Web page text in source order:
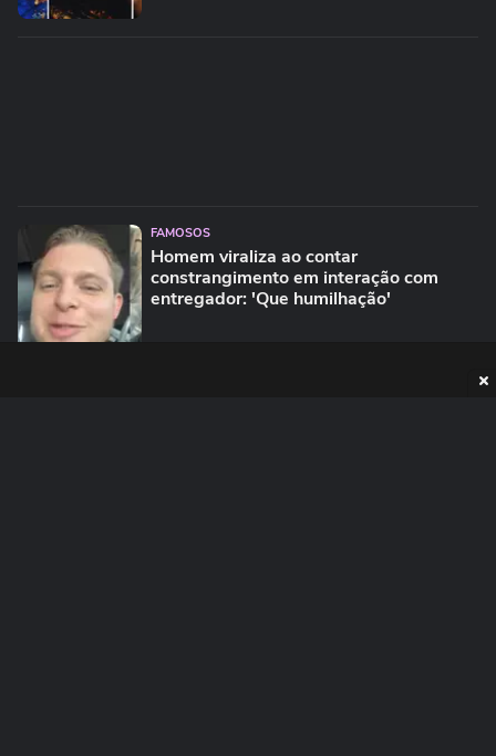
FAMOSOS
Homem viraliza ao contar
constrangimento em interação com
entregador: 'Que humilhação'